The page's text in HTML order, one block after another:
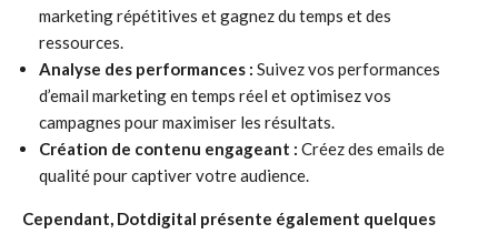
marketing répétitives et gagnez du temps et des
ressources.
Analyse des performances : Suivez vos performances
d’email marketing en temps réel et optimisez vos
campagnes pour maximiser les résultats.
Création de contenu engageant : Créez des emails de
qualité pour captiver votre audience.
Cependant, Dotdigital présente également quelques